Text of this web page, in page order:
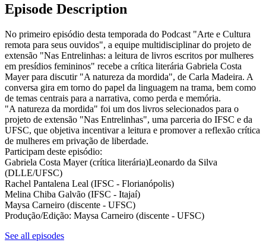
Episode Description
No primeiro episódio desta temporada do Podcast "Arte e Cultura
remota para seus ouvidos", a equipe multidisciplinar do projeto de
extensão "Nas Entrelinhas: a leitura de livros escritos por mulheres
em presídios femininos" recebe a crítica literária Gabriela Costa
Mayer para discutir "A natureza da mordida", de Carla Madeira. A
conversa gira em torno do papel da linguagem na trama, bem como
de temas centrais para a narrativa, como perda e memória.
"A natureza da mordida" foi um dos livros selecionados para o
projeto de extensão "Nas Entrelinhas", uma parceria do IFSC e da
UFSC, que objetiva incentivar a leitura e promover a reflexão crítica
de mulheres em privação de liberdade.
Participam deste episódio:
Gabriela Costa Mayer (crítica literária)Leonardo da Silva
(DLLE/UFSC)
Rachel Pantalena Leal (IFSC - Florianópolis)
Melina Chiba Galvão (IFSC - Itajaí)
Maysa Carneiro (discente - UFSC)
Produção/Edição: Maysa Carneiro (discente - UFSC)
See all episodes